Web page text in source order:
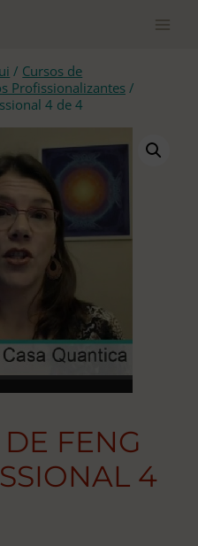
/ Cursos de
Profissionalizantes/
4 de 4
FENG
4